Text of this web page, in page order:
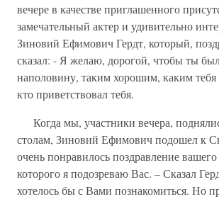
вечере в качестве приглашенного
замечательный актер и удивительно
Зиновий Ефимович Гердт, который,
сказал: - Я желаю, дорогой, чтобы ты
наполовину, таким хорошим, каким тебя
кто приветствовал тебя.
Когда мы, участники вечера,
столам, Зиновий Ефимович подошел к
очень понравилось поздравление
которого я подозреваю Вас. – Сказал
хотелось бы с Вами познакомиться. Но